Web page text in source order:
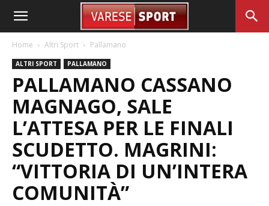
Home Altri Sport Pallamano
ALTRI SPORT PALLAMANO
PALLAMANO CASSANO
MAGNAGO, SALE
L’ATTESA PER LE FINALI
SCUDETTO. MAGRINI:
“VITTORIA DI UN’INTERA
COMUNITÀ”